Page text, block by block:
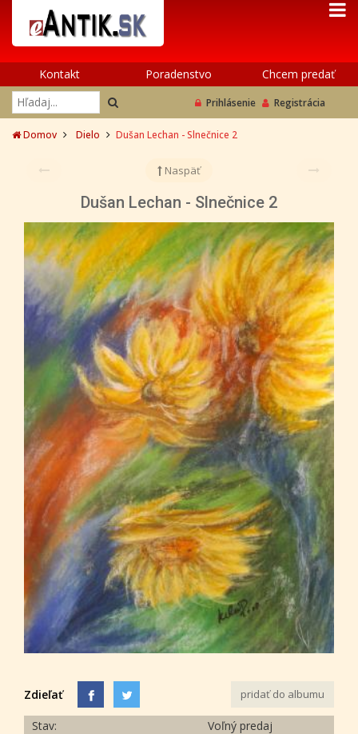
Kontakt Poradenstvo Chcem predať
Prihlásenie Registrácia
Domov Dielo Dušan Lechan - Slnečnice 2
Naspäť
Dušan Lechan - Slnečnice 2
Zdieľať pridať do albumu
Stav:
Voľný predaj